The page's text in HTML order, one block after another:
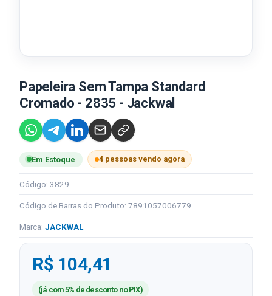
Papeleira Sem Tampa Standard
Cromado - 2835 - Jackwal
Em Estoque 4 pessoas vendo agora
Código: 3829
Código de Barras do Produto: 7891057006779
Marca: JACKWAL
R$ 104,41
(já com 5% de desconto no PIX)